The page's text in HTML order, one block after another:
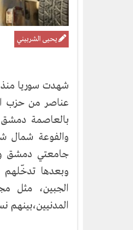
يحيى الشربيني
شهدت سوريا منذ
بالعاصمة دمشق
والفوعة شمال
جامعتي دمشق
وبعدها تدخّلهم
المدنيين،بينهم